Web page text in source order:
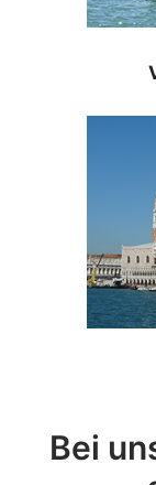
Bei